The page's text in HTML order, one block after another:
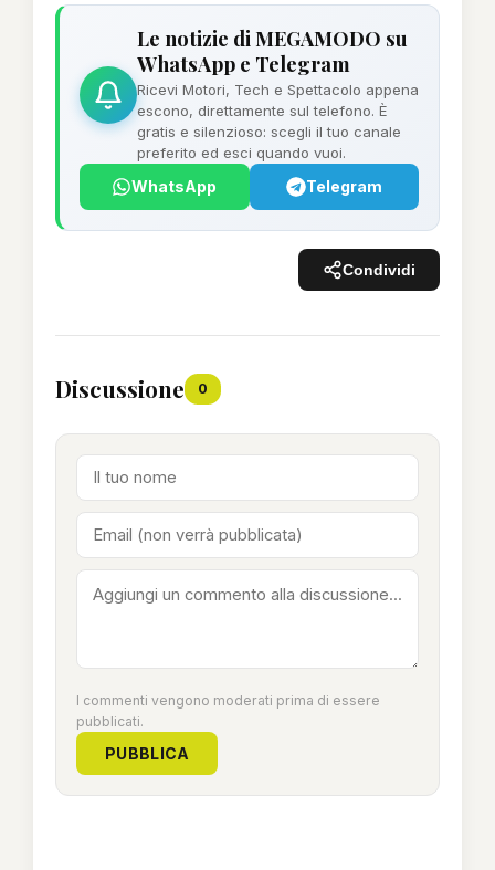
Le notizie di MEGAMODO su
WhatsApp e Telegram
Ricevi Motori, Tech e Spettacolo appena
escono, direttamente sul telefono. È
gratis e silenzioso: scegli il tuo canale
preferito ed esci quando vuoi.
WhatsApp Telegram
Condividi
Discussione 0
I commenti vengono moderati prima di essere
pubblicati.
PUBBLICA